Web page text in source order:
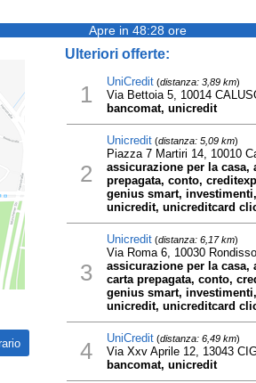
Apre in 48:28 ore
Ulteriori offerte:
1 UniCredit(distanza: 3,89 km)
Via Bettoia 5, 10014
bancomat, unicredit
2
Unicredit(distanza: 5,09 km)
Piazza 7 Martiri 14, 10010
assicurazione per la casa,
prepagata, conto,
genius smart,
unicredit, unicreditcard
3
Unicredit(distanza: 6,17 km)
Via Roma 6, 10030
assicurazione per la casa,
carta prepagata, conto,
genius smart,
unicredit, unicreditcard
4 UniCredit(distanza: 6,49 km)
Via Xxv Aprile 12, 13043
bancomat, unicredit